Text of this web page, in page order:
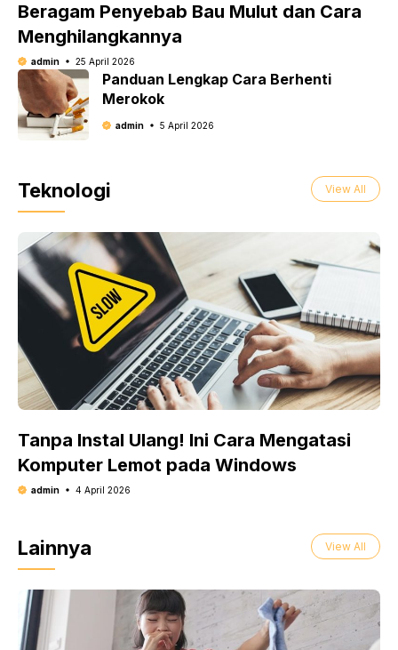
Beragam Penyebab Bau Mulut dan Cara
Menghilangkannya
admin 25 April 2026
Panduan Lengkap Cara Berhenti
Merokok
admin 5 April 2026
Teknologi View All
Tanpa Instal Ulang! Ini Cara Mengatasi
Komputer Lemot pada Windows
admin 4 April 2026
Lainnya View All